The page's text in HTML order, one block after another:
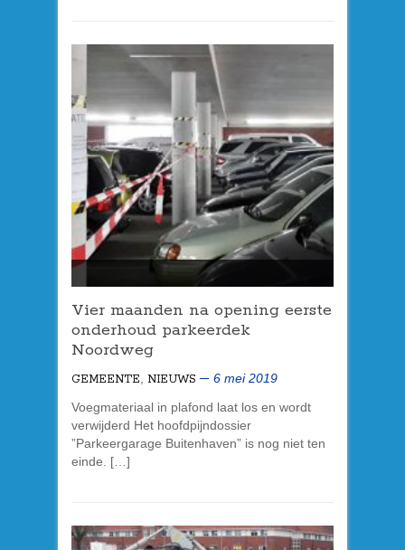
Vier maanden na opening eerste
onderhoud parkeerdek
Noordweg
GEMEENTE NIEUWS
6 mei 2019
Voegmateriaal in plafond laat los en wordt
verwijderd Het hoofdpijndossier
”Parkeergarage Buitenhaven” is nog niet ten
einde. […]